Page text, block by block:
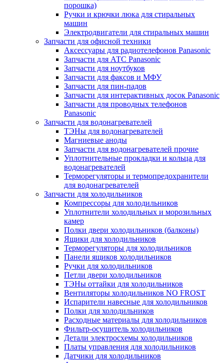
порошка)
Ручки и крючки люка для стиральных
машин
Электродвигатели для стиральных машин
Запчасти для офисной техники
Аксессуары для радиотелефонов Panasonic
Запчасти для АТС Panasonic
Запчасти для ноутбуков
Запчасти для факсов и МФУ
Запчасти для пин-падов
Запчасти для интерактивных досок Panasonic
Запчасти для проводных телефонов
Panasonic
Запчасти для водонагревателей
ТЭНы для водонагревателей
Магниевые аноды
Запчасти для водонагревателей прочие
Уплотнительные прокладки и кольца для
водонагревателей
Терморегуляторы и термопредохранители
для водонагревателей
Запчасти для холодильников
Компрессоры для холодильников
Уплотнители холодильных и морозильных
камер
Полки двери холодильников (балконы)
Ящики для холодильников
Терморегуляторы для холодильников
Панели ящиков холодильников
Ручки для холодильников
Петли двери холодильников
ТЭНы оттайки для холодильников
Вентиляторы холодильников NO FROST
Испарители навесные для холодильников
Полки для холодильников
Расходные материалы для холодильников
Фильтр-осушитель холодильников
Детали электросхемы холодильников
Платы управления для холодильников
Датчики для холодильников